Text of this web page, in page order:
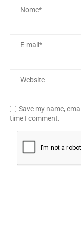
Save my name,
time I comment.